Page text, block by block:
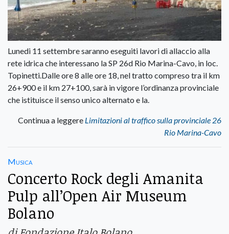
Lunedi 11 settembre saranno eseguiti lavori di allaccio alla
rete idrica che interessano la SP 26d Rio Marina-Cavo, in loc.
Topinetti.Dalle ore 8 alle ore 18, nel tratto compreso tra il km
26+900 e il km 27+100, sarà in vigore l’ordinanza provinciale
che istituisce il senso unico alternato e la.
Continua a leggere Limitazioni al traffico sulla provinciale 26
Rio Marina-Cavo
Musica
Concerto Rock degli Amanita
Pulp all’Open Air Museum
Bolano